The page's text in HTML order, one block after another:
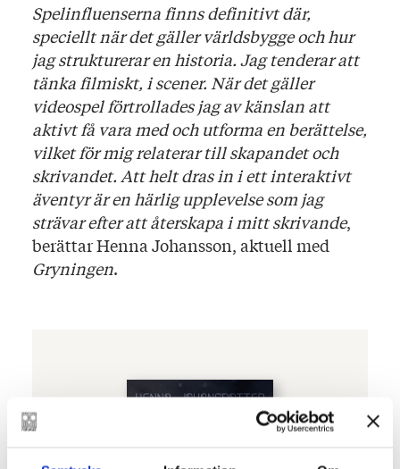
Spelinfluenserna finns definitivt där,
speciellt när det gäller världsbygge och hur
jag strukturerar en historia. Jag tenderar att
tänka filmiskt, i scener. När det gäller
videospel förtrollades jag av känslan att
aktivt få vara med och utforma en berättelse,
vilket för mig relaterar till skapandet och
skrivandet. Att helt dras in i ett interaktivt
äventyr är en härlig upplevelse som jag
strävar efter att återskapa i mitt skrivande,
berättar Henna Johansson, aktuell med
Gryningen.